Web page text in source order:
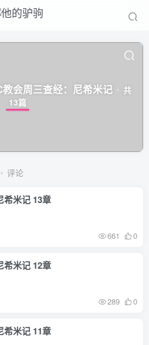
教会周三查经：尼希米记
共
13篇
评论
希米记 13章
661 0
希米记 12章
289 0
希米记 11章